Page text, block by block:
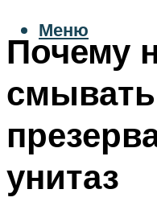
Меню
Почему
смывать
унитаз